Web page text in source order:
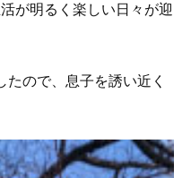
が明るく楽しい日々が迎
ので、息子を誘い近く